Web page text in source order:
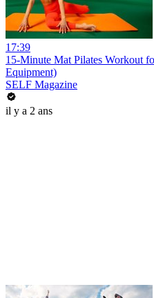
17:39
15-Minute Mat Pilates Workout
Equipment)
SELF Magazine
il y a 2 ans